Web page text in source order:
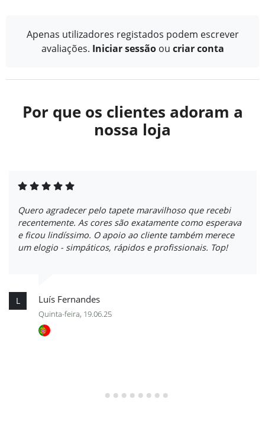
Apenas utilizadores registados podem escrever
avaliações. Iniciar sessão ou criar conta
Por que os clientes adoram a
nossa loja
Quero agradecer pelo tapete maravilhoso que recebi
recentemente. As cores são exatamente como esperava
e ficou lindíssimo. O apoio ao cliente também merece
um elogio - simpáticos, rápidos e profissionais. Top!
L Luís Fernandes
Quinta-feira, 19.06.25